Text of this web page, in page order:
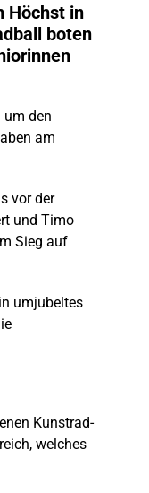
Höchst in
boten
um den
am
vor der
und Timo
Sieg auf
umjubeltes
Kunstrad-
welches